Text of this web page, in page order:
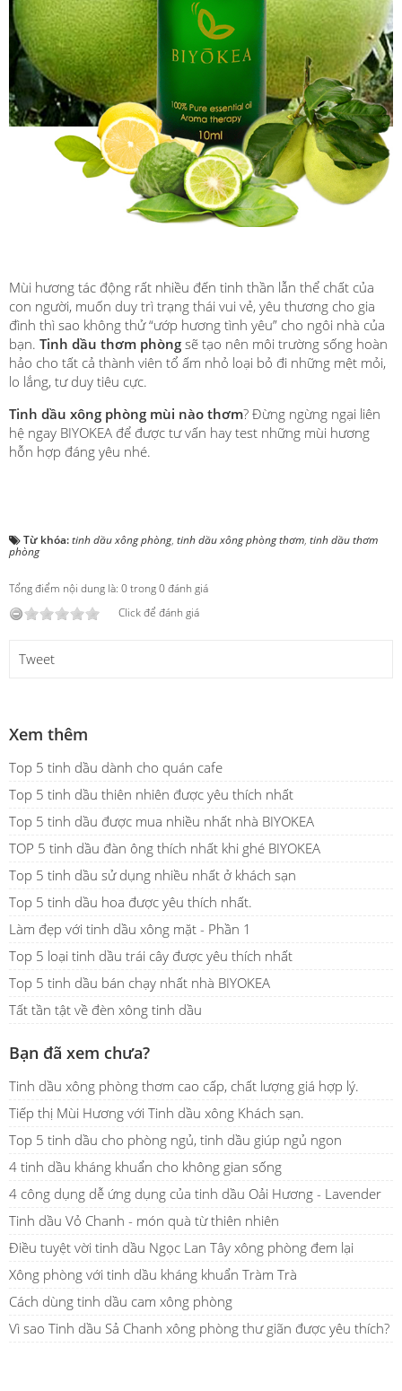
Mùi hương tác động rất nhiều đến tinh thần lẫn thể chất của
con người, muốn duy trì trạng thái vui vẻ, yêu thương cho gia
đình thì sao không thử “ướp hương tình yêu” cho ngôi nhà của
bạn. Tinh dầu thơm phòng sẽ tạo nên môi trường sống hoàn
hảo cho tất cả thành viên tổ ấm nhỏ loại bỏ đi những mệt mỏi,
lo lắng, tư duy tiêu cực.
Tinh dầu xông phòng mùi nào thơm? Đừng ngừng ngại liên
hệ ngay BIYOKEA để được tư vấn hay test những mùi hương
hỗn hợp đáng yêu nhé.
Từ khóa:tinh dầu xông phòng, tinh dầu xông phòng thơm, tinh dầu thơm
phòng
Tổng điểm nội dung là: 0 trong 0 đánh giá
Click để đánh giá
Tweet
Xem thêm
Top 5 tinh dầu dành cho quán cafe
Top 5 tinh dầu thiên nhiên được yêu thích nhất
Top 5 tinh dầu được mua nhiều nhất nhà BIYOKEA
TOP 5 tinh dầu đàn ông thích nhất khi ghé BIYOKEA
Top 5 tinh dầu sử dụng nhiều nhất ở khách sạn
Top 5 tinh dầu hoa được yêu thích nhất.
Làm đẹp với tinh dầu xông mặt - Phần 1
Top 5 loại tinh dầu trái cây được yêu thích nhất
Top 5 tinh dầu bán chạy nhất nhà BIYOKEA
Tất tần tật về đèn xông tinh dầu
Bạn đã xem chưa?
Tinh dầu xông phòng thơm cao cấp, chất lượng giá hợp lý.
Tiếp thị Mùi Hương với Tinh dầu xông Khách sạn.
Top 5 tinh dầu cho phòng ngủ, tinh dầu giúp ngủ ngon
4 tinh dầu kháng khuẩn cho không gian sống
4 công dụng dễ ứng dụng của tinh dầu Oải Hương - Lavender
Tinh dầu Vỏ Chanh - món quà từ thiên nhiên
Điều tuyệt vời tinh dầu Ngọc Lan Tây xông phòng đem lại
Xông phòng với tinh dầu kháng khuẩn Tràm Trà
Cách dùng tinh dầu cam xông phòng
Vì sao Tinh dầu Sả Chanh xông phòng thư giãn được yêu thích?